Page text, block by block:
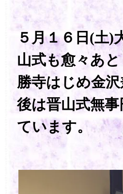
５月１６日(土)
山式も愈々あ
勝寺はじめ金
後は晋山式無
ています。